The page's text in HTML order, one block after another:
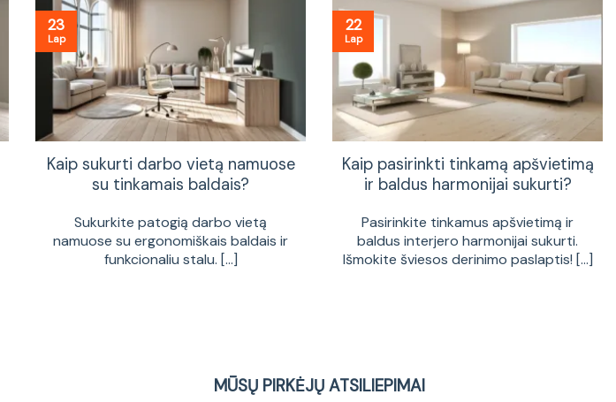
Kaip sukurti darbo vietą namuose
su tinkamais baldais?
Sukurkite patogią darbo vietą
namuose su ergonomiškais baldais ir
funkcionaliu stalu. [...]
23
Lap
Kaip pasirinkti tinkamą apšvietimą
ir baldus harmonijai sukurti?
Pasirinkite tinkamus apšvietimą ir
baldus interjero harmonijai sukurti.
Išmokite šviesos derinimo paslaptis! [...]
22
Lap
MŪSŲ PIRKĖJŲ ATSILIEPIMAI